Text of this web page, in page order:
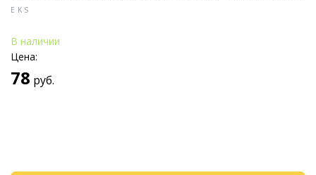
EKS
В наличии
Цена:
78 руб.